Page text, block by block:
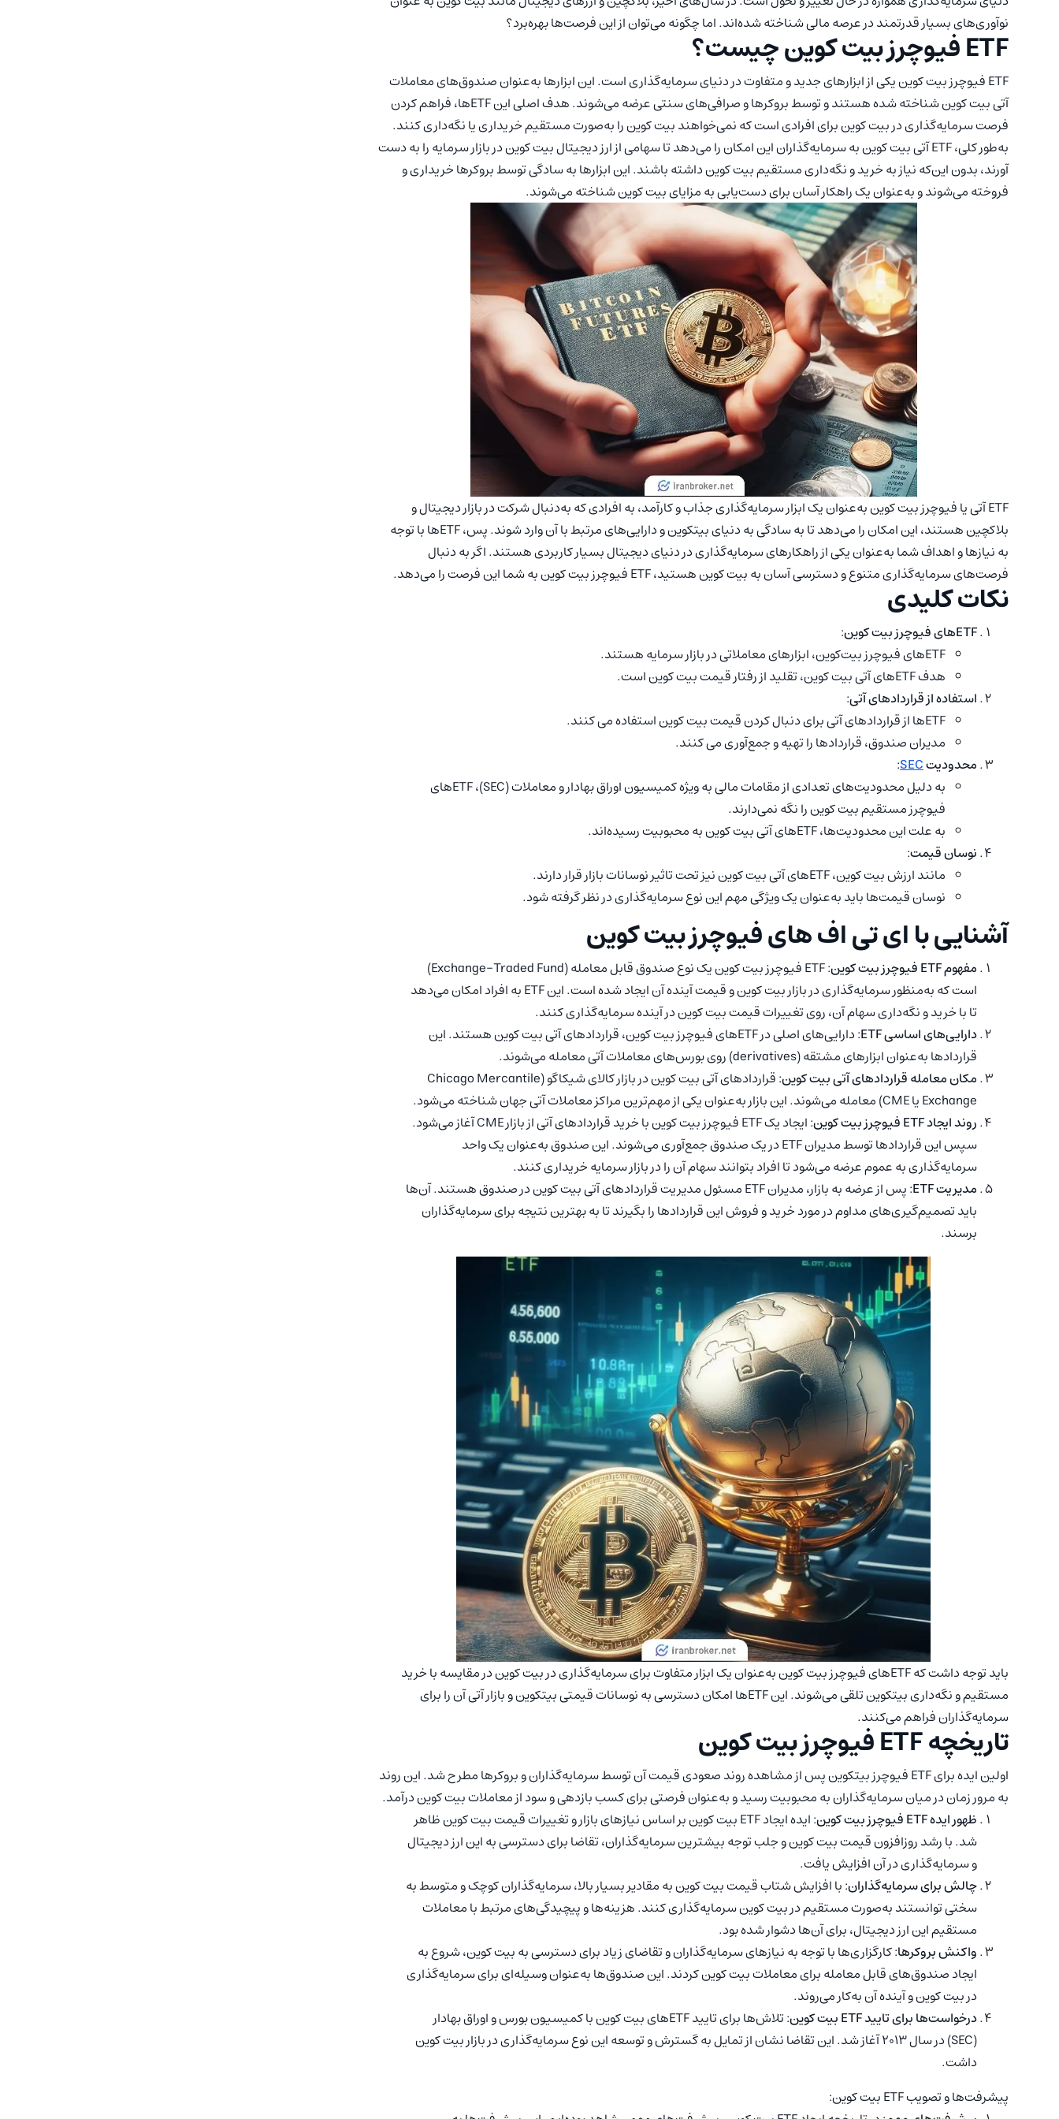
نوآوری‌های بسیار قدرتمند در عرصه مالی شناخته شده‌اند. اما چگونه می‌توان از این فرصت‌ها بهره‌برد؟
ETF فیوچرز بیت کوین چیست؟
ETF فیوچرز بیت کوین یکی از ابزارهای جدید و متفاوت در دنیای سرمایه‌گذاری است. این ابزارها به‌عنوان صندوق‌های معاملات
آتی بیت کوین شناخته شده هستند و توسط بروکرها و صرافی‌های سنتی عرضه می‌شوند. هدف اصلی این ETF‌ها، فراهم کردن
فرصت سرمایه‌گذاری در بیت کوین برای افرادی است که نمی‌خواهند بیت کوین را به‌صورت مستقیم خریداری یا نگه‌داری کنند.
به‌طور کلی، ETF آتی بیت کوین به سرمایه‌گذاران این امکان را می‌دهد تا سهامی از ارز دیجیتال بیت کوین در بازار سرمایه را به دست
آورند، بدون این‌که نیاز به خرید و نگه‌داری مستقیم بیت کوین داشته باشند. این ابزارها به سادگی توسط بروکرها خریداری و
فروخته می‌شوند و به‌عنوان یک راهکار آسان برای دست‌یابی به مزایای بیت کوین شناخته می‌شوند.
ETF آتی یا فیوچرز بیت کوین به‌عنوان یک ابزار سرمایه‌گذاری جذاب و کارآمد، به افرادی که به‌دنبال شرکت در بازار دیجیتال و
بلاکچین هستند، این امکان را می‌دهد تا به سادگی به دنیای بیتکوین و دارایی‌های مرتبط با آن وارد شوند. پس، ETF‌ها با توجه
به نیازها و اهداف شما به‌عنوان یکی از راهکارهای سرمایه‌گذاری در دنیای دیجیتال بسیار کاربردی هستند. اگر به دنبال
فرصت‌های سرمایه‌گذاری متنوع و دسترسی آسان به بیت کوین هستید، ETF فیوچرز بیت کوین به شما این فرصت را می‌دهد.
نکات کلیدی
ETFهای فیوچرز بیت کوین
:
ETFهای فیوچرز بیت‌کوین، ابزارهای معاملاتی در بازار سرمایه هستند.
هدف ETFهای آتی بیت کوین، تقلید از رفتار قیمت بیت کوین است.
استفاده از قراردادهای آتی:
ETFها از قراردادهای آتی برای دنبال کردن قیمت بیت کوین استفاده می کنند.
مدیران صندوق، قراردادها را تهیه و جمع‌آوری می کنند.
محدودیتSEC
:
به دلیل محدودیت‌های تعدادی از مقامات مالی به ویژه کمیسیون اوراق بهادار و معاملات (SEC)، ETFهای
فیوچرز مستقیم بیت کوین را نگه نمی‌دارند.
به علت این محدودیت‌ها، ETFهای آتی بیت کوین به محبوبیت رسیده‌اند.
نوسان قیمت:
مانند ارزش بیت کوین، ETFهای آتی بیت کوین نیز تحت تاثیر نوسانات بازار قرار دارند.
نوسان قیمت‌ها باید به‌عنوان یک ویژگی مهم این نوع سرمایه‌گذاری در نظر گرفته شود.
آشنایی با ای تی اف های فیوچرز بیت کوین
مفهوم ETF فیوچرز بیت کوین
: ETF فیوچرز بیت کوین یک نوع صندوق قابل معامله (Exchange-Traded Fund)
است که به‌منظور سرمایه‌گذاری در بازار بیت کوین و قیمت آینده آن ایجاد شده است. این ETF به افراد امکان می‌دهد
تا با خرید و نگه‌داری سهام آن، روی تغییرات قیمت بیت کوین در آینده سرمایه‌گذاری کنند.
دارایی‌های اساسی ETF
: دارایی‌های اصلی در ETF‌های فیوچرز بیت کوین، قراردادهای آتی بیت کوین هستند. این
قراردادها به‌عنوان ابزارهای مشتقه (derivatives) روی بورس‌های معاملات آتی معامله می‌شوند.
مکان معامله قراردادهای آتی بیت کوین
: قراردادهای آتی بیت کوین در بازار کالای شیکاگو (Chicago Mercantile
Exchange یا CME) معامله می‌شوند. این بازار به‌عنوان یکی از مهم‌ترین مراکز معاملات آتی جهان شناخته می‌شود.
روند ایجاد ETF فیوچرز بیت کوین
: ایجاد یک ETF فیوچرز بیت کوین با خرید قراردادهای آتی از بازار CME آغاز می‌شود.
سپس این قراردادها توسط مدیران ETF در یک صندوق جمع‌آوری می‌شوند. این صندوق به‌عنوان یک واحد
سرمایه‌گذاری به عموم عرضه می‌شود تا افراد بتوانند سهام آن را در بازار سرمایه خریداری کنند.
مدیریت ETF
: پس از عرضه به بازار، مدیران ETF مسئول مدیریت قراردادهای آتی بیت کوین در صندوق هستند. آن‌ها
باید تصمیم‌گیری‌های مداوم در مورد خرید و فروش این قراردادها را بگیرند تا به بهترین نتیجه برای سرمایه‌گذاران
برسند.
باید توجه داشت که ETF‌های فیوچرز بیت کوین به‌عنوان یک ابزار متفاوت برای سرمایه‌گذاری در بیت کوین در مقایسه با خرید
مستقیم و نگه‌داری بیتکوین تلقی می‌شوند. این ETF‌ها امکان دسترسی به نوسانات قیمتی بیتکوین و بازار آتی آن را برای
سرمایه‌گذاران فراهم می‌کنند.
تاریخچه ETF فیوچرز بیت کوین
اولین ایده برای ETF فیوچرز بیتکوین پس از مشاهده روند صعودی قیمت آن توسط سرمایه‌گذاران و بروکرها مطرح شد. این روند
به مرور زمان در میان سرمایه‌گذاران به محبوبیت رسید و به‌عنوان فرصتی برای کسب بازدهی و سود از معاملات بیت کوین درآمد.
ظهور ایده ETF فیوچرز بیت کوین
: ایده ایجاد ETF بیت کوین بر اساس نیازهای بازار و تغییرات قیمت بیت کوین ظاهر
شد. با رشد روزافزون قیمت بیت کوین و جلب توجه بیشترین سرمایه‌گذاران، تقاضا برای دسترسی به این ارز دیجیتال
و سرمایه‌گذاری در آن افزایش یافت.
چالش برای سرمایه‌گذاران: با افزایش شتاب قیمت بیت کوین به مقادیر بسیار بالا، سرمایه‌گذاران کوچک و متوسط به
سختی توانستند به‌صورت مستقیم در بیت کوین سرمایه‌گذاری کنند. هزینه‌ها و پیچیدگی‌های مرتبط با معاملات
مستقیم این ارز دیجیتال، برای آن‌ها دشوار شده بود.
واکنش بروکرها: کارگزاری‌ها با توجه به نیازهای سرمایه‌گذاران و تقاضای زیاد برای دسترسی به بیت کوین، شروع به
ایجاد صندوق‌های قابل معامله برای معاملات بیت کوین کردند. این صندوق‌ها به‌عنوان وسیله‌ای برای سرمایه‌گذاری
در بیت کوین و آینده آن به‌کار می‌روند.
درخواست‌ها برای تایید ETF بیت کوین
: تلاش‌ها برای تایید ETF‌های بیت کوین با کمیسیون بورس و اوراق بهادار
(SEC) در سال ۲۰۱۳ آغاز شد. این تقاضا نشان از تمایل به گسترش و توسعه این نوع سرمایه‌گذاری در بازار بیت کوین
داشت.
پیشرفت‌ها و تصویب ETF بیت کوین: